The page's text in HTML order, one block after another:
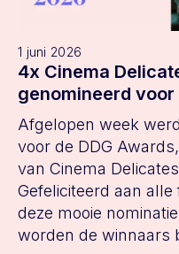
1 juni 2026
4x Cinema
genomineerd voor
Afgelopen week
voor de DDG
van Cinema
Gefeliciteerd aan
deze mooie
worden de winnaars